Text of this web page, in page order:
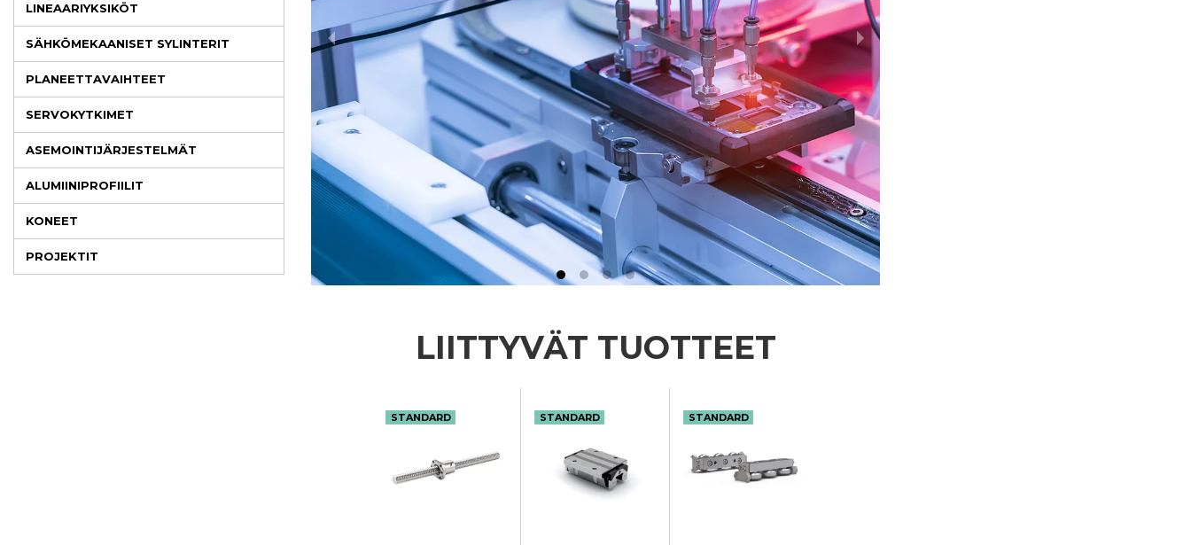
LINEAARIYKSIKÖT
SÄHKÖMEKAANISET SYLINTERIT
PLANEETTAVAIHTEET
SERVOKYTKIMET
ASEMOINTIJÄRJESTELMÄT
ALUMIINIPROFIILIT
KONEET
PROJEKTIT
LIITTYVÄT TUOTTEET
STANDARD STANDARD STANDARD